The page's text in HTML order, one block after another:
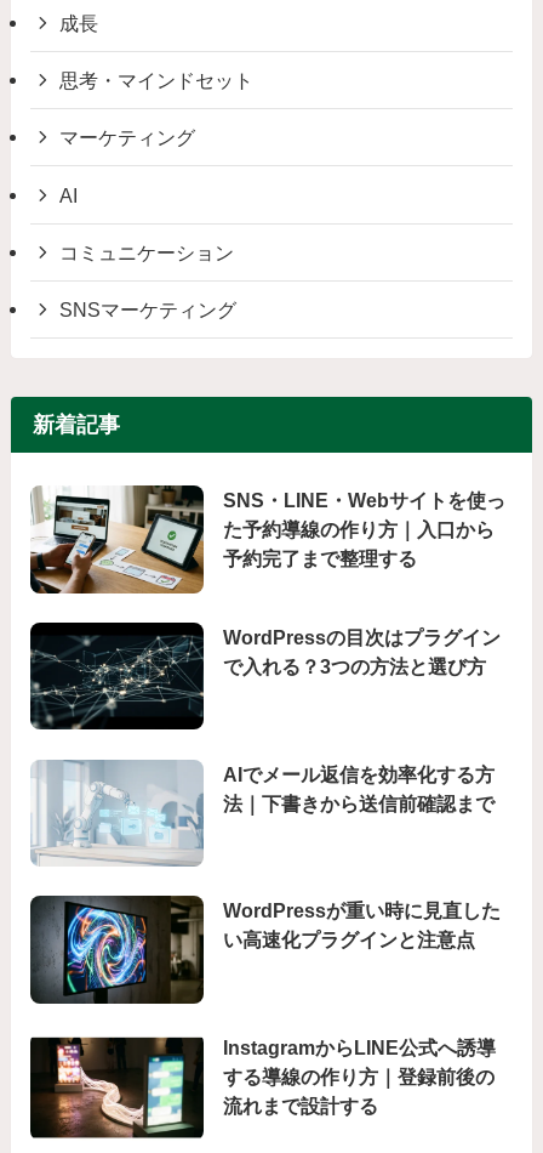
成長
思考・マインドセット
マーケティング
AI
コミュニケーション
SNSマーケティング
新着記事
SNS・LINE・Webサイトを使っ
た予約導線の作り方｜入口から
予約完了まで整理する
WordPressの目次はプラグイン
で入れる？3つの方法と選び方
AIでメール返信を効率化する方
法｜下書きから送信前確認まで
WordPressが重い時に見直した
い高速化プラグインと注意点
InstagramからLINE公式へ誘導
する導線の作り方｜登録前後の
流れまで設計する